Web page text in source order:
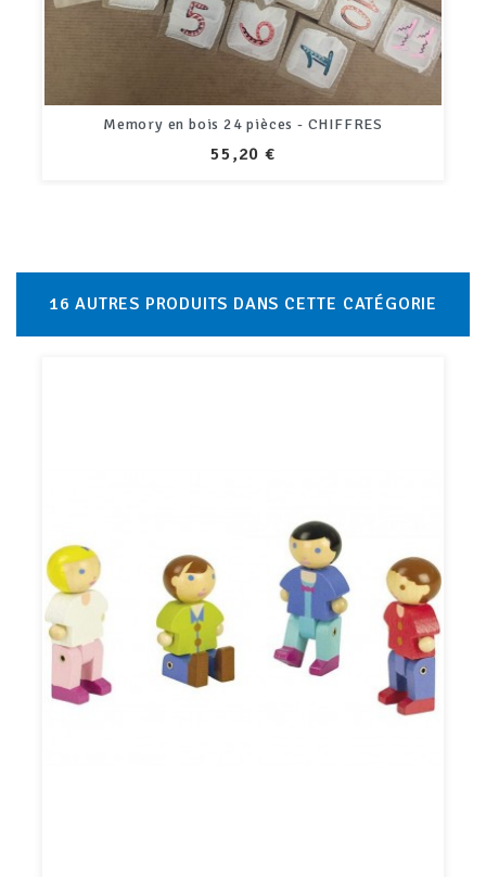
Memory en bois 24 pièces - CHIFFRES
PRIX
55,20 €
16 AUTRES PRODUITS DANS CETTE CATÉGORIE